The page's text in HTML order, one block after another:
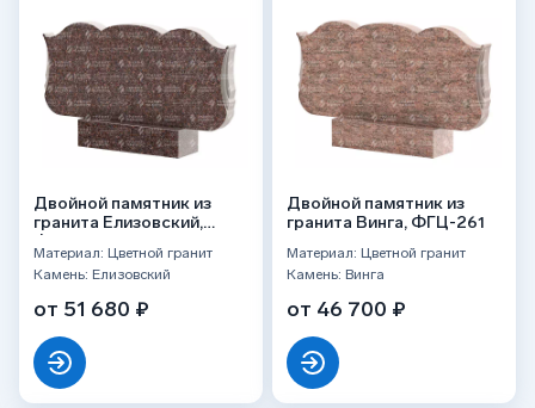
Двойной памятник из
гранита Елизовский,
ФГЦ-261
Материал: Цветной гранит
Камень: Елизовский
от 51 680 ₽
Двойной памятник из
гранита Винга, ФГЦ-261
Материал: Цветной гранит
Камень: Винга
от 46 700 ₽